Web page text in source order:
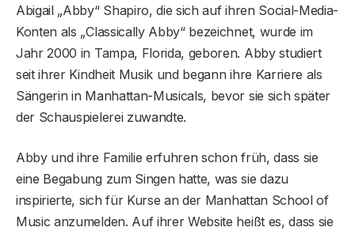
Abigail „Abby“ Shapiro, die sich auf ihren Social-Media-
Konten als „Classically Abby“ bezeichnet, wurde im
Jahr 2000 in Tampa, Florida, geboren. Abby studiert
seit ihrer Kindheit Musik und begann ihre Karriere als
Sängerin in Manhattan-Musicals, bevor sie sich später
der Schauspielerei zuwandte.
Abby und ihre Familie erfuhren schon früh, dass sie
eine Begabung zum Singen hatte, was sie dazu
inspirierte, sich für Kurse an der Manhattan School of
Music anzumelden. Auf ihrer Website heißt es, dass sie